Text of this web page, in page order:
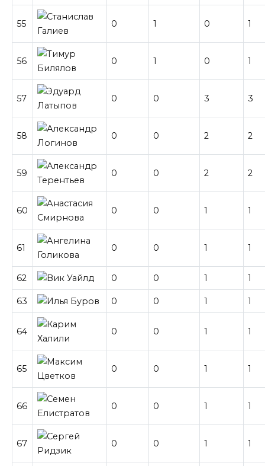
55 0 1 0 1
56 0 1 0 1
57 0 0 3 3
58 0 0 2 2
59 0 0 2 2
60 0 0 1 1
61 0 0 1 1
62 0 0 1 1
63 0 0 1 1
64 0 0 1 1
65 0 0 1 1
66 0 0 1 1
67 0 0 1 1